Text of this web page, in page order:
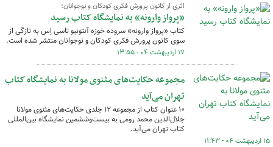
اثری از کانون پرورش فکری کودکان و نوجوانان؛
«پرواز وارونه» به نمایشگاه کتاب رسید
کتاب «پرواز وارونه» سروده خوزه آنتونیو تاسی اِس به تازگی از
سوی کانون پرورش فکری کودکان و نوجوانان منتشر شده است.
۱۷ اردیبهشت ۰۴ - ۱۳:۵۵
مجموعه حکایت‌های مثنوی مولانا به نمایشگاه کتاب
تهران می‌آید
۱۰ عنوان کتاب از مجموعه ۱۲ جلدی حکایت‌های مثنوی مولانا
جلال‌الدین محمد رومی به بیست‌وششمین نمایشگاه بین‌المللی
کتاب تهران می‌آید.
۱۵ اردیبهشت ۰۴ - ۱۱:۴۳